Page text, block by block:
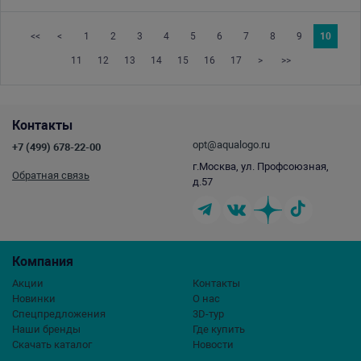
<< < 1 2 3 4 5 6 7 8 9 10
11 12 13 14 15 16 17 > >>
Компания
Акции
Новинки
Спецпредложения
Наши бренды
Скачать каталог
Контакты
О нас
3D-тур
Где купить
Новости
Контакты
+7 (499) 678-22-00
Обратная связь
opt@aqualogo.ru
г.Москва, ул. Профсоюзная,
д.57